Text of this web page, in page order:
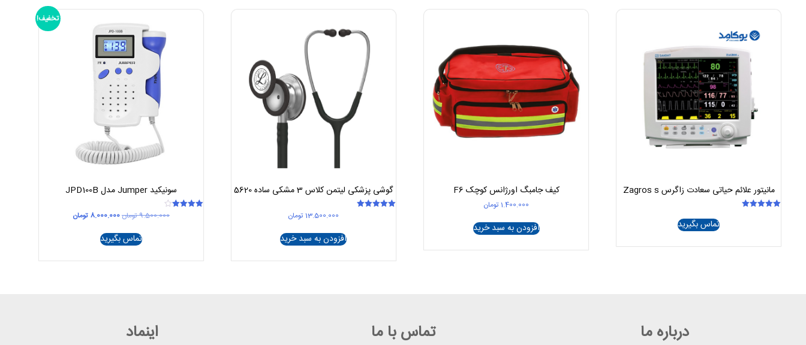
مانیتور علائم حیاتی سعادت زاگرس Zagros s
تماس بگیرید
کیف جامبگ اورژانس کوچک F6
1.400.000 تومان
افزودن به سبد خرید
گوشی پزشکی لیتمن کلاس 3 مشکی ساده 5620
13.500.000 تومان
افزودن به سبد خرید
تخفیف!
سونیکید Jumper مدل JPD100B
9.500.000تومانقیمت
بود.
8.000.000 تومان
تماس بگیرید
درباره ما تماس با ما اینماد